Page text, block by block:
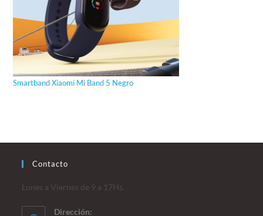
Smartband Xiaomi Mi Band 5 Negro
Contacto
Lunes a Viernes de 9 a 17Hs.
Dirección: